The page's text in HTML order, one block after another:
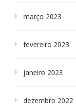
março 2023
fevereiro 2023
janeiro 2023
dezembro 2022